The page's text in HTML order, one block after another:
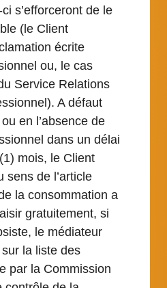
ci s’efforceront de le
(le Client
écrite
ou, le cas
Service Relations
A défaut
en l’absence de
dans un délai
mois, le Client
sens de l’article
la consommation a
gratuitement, si
le médiateur
la liste des
par la Commission